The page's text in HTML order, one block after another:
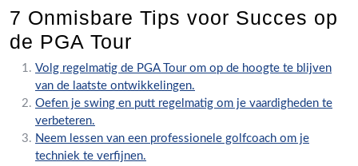
7 Onmisbare Tips voor Succes op
de PGA Tour
Volg regelmatig de PGA Tour om op de hoogte te blijven
van de laatste ontwikkelingen.
Oefen je swing en putt regelmatig om je vaardigheden te
verbeteren.
Neem lessen van een professionele golfcoach om je
techniek te verfijnen.